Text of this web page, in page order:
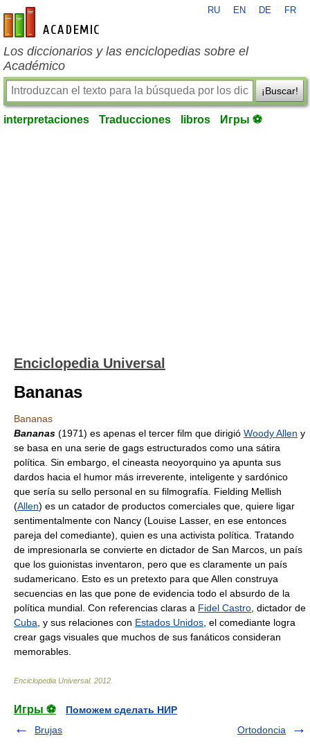
es-academic.com
RU EN DE FR
Los diccionarios y las enciclopedias sobre el
Académico
¡Buscar!
interpretaciones Traducciones libros Игры ⚽
Enciclopedia Universal
Bananas
Bananas
Bananas (1971) es apenas el tercer film que dirigió Woody Allen y
se basa en una serie de gags estructurados como una sátira
política. Sin embargo, el cineasta neoyorquino ya apunta sus
dardos hacia el humor más irreverente, inteligente y sardónico
que sería su sello personal en su filmografía. Fielding Mellish
(Allen) es un catador de productos comerciales que, quiere ligar
sentimentalmente con Nancy (Louise Lasser, en ese entonces
pareja del comediante), quien es una activista política. Tratando
de impresionarla se convierte en dictador de San Marcos, un país
que los guionistas inventaron, pero que es claramente un país
sudamericano. Esto es un pretexto para que Allen construya
secuencias en las que pone de evidencia todo el absurdo de la
política mundial. Con referencias claras a Fidel Castro , dictador de
Cuba , y sus relaciones con Estados Unidos , el comediante logra
crear gags visuales que muchos de sus fanáticos consideran
memorables.
Enciclopedia Universal. 2012
Игры ⚽
Поможем сделать НИР
Brujas
Ortodoncia